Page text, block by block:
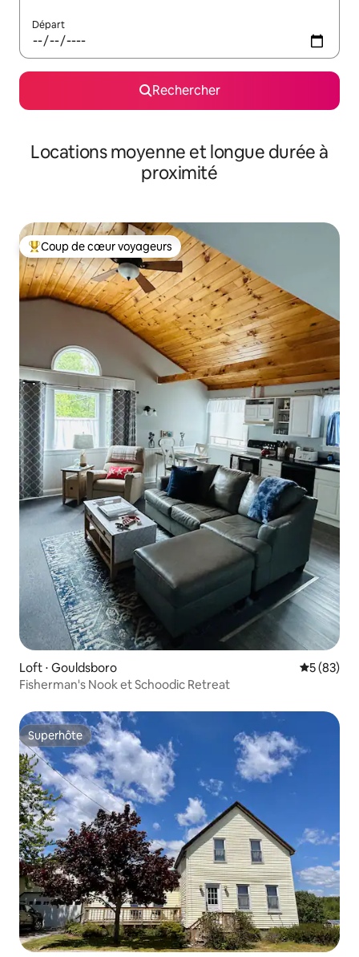
Départ
Rechercher
Locations moyenne et longue durée à
proximité
Coups de cœur voyageurs les plus appréciés
Coup de cœur voyageurs
Loft ⋅ Gouldsboro
5 (83)
Fisherman's Nook et Schoodic Retreat
Superhôte
Superhôte